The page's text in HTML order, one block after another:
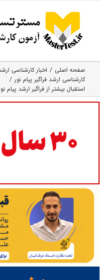
content
صفحه اصلی
اخبار کارشناسی
کارشناسی ارشد فراگیر پیام نور
استقبال بیشتر از فراگیر ارشد پیام